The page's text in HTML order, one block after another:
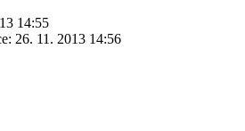
14:55
26. 11. 2013 14:56